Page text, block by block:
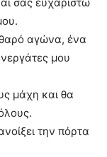
αγώνα, ένα
μου
μάχη και θα
την πόρτα